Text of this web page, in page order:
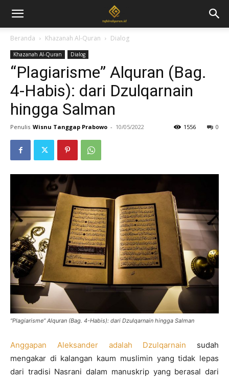
Beranda Khazanah Al-Quran Dialog
Khazanah Al-Quran Dialog
“Plagiarisme” Alquran (Bag.
4-Habis): dari Dzulqarnain
hingga Salman
Penulis Wisnu Tanggap Prabowo - 10/05/2022 0
1556
“Plagiarisme” Alquran (Bag. 4-Habis): dari Dzulqarnain hingga Salman
Anggapan Aleksander adalah Dzulqarnain sudah
mengakar di kalangan kaum muslimin yang tidak lepas
dari tradisi Nasrani dalam manuskrip yang berasal dari